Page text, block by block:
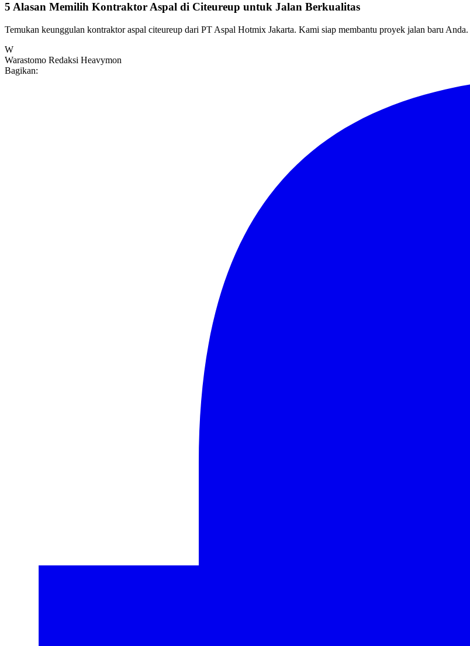
5 Alasan Memilih Kontraktor Aspal di Citeureup untuk Jalan Berkualitas
Temukan keunggulan kontraktor aspal citeureup dari PT Aspal Hotmix Jakarta. Kami siap membantu proyek jalan baru
W
Warastomo Redaksi Heavymon
Bagikan: